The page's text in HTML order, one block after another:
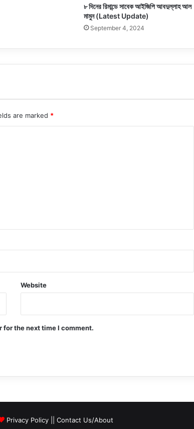
৮ দিনের রিমান্ডে সাবেক আইজিপি আবদুল্লাহ আল
মামুন (Latest Update)
September 4, 2024
are marked *
Website
for the next time I comment.
Privacy Policy Contact Us/About